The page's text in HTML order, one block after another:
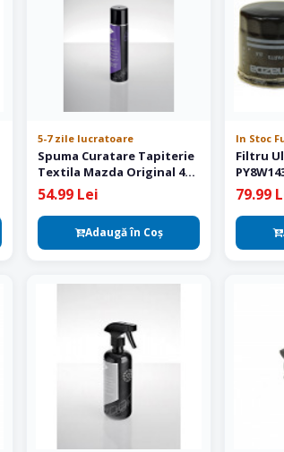
5-7 zile lucratoare
Spuma Curatare Tapiterie
Textila Mazda Original 400
ml
54.99 Lei
Adaugă în Coş
In Stoc
Filtru
79.99